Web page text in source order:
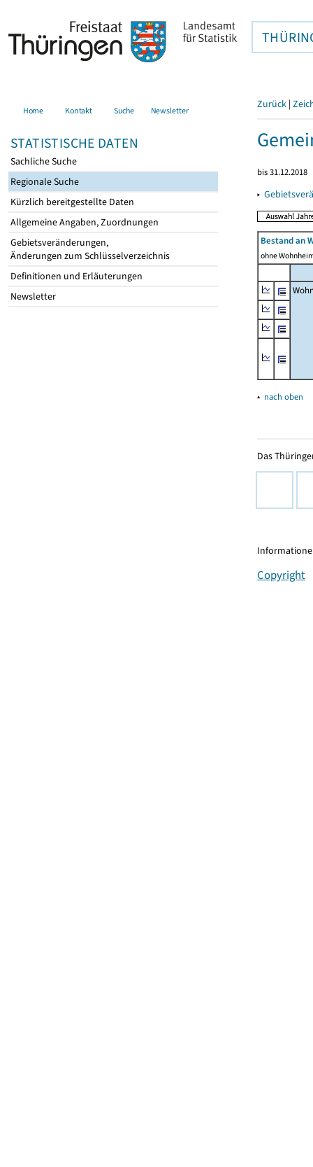
Home Kontakt Suche Newsletter
STATISTISCHE DATEN
Sachliche Suche
Regionale Suche
Kürzlich bereitgestellte Daten
Allgemeine Angaben, Zuordnungen
Gebietsveränderungen,
Änderungen zum Schlüsselverzeichnis
Definitionen und Erläuterungen
Newsletter
Zurück |
bis 31.12.2018
▸
Bestand an
ohne
▴ nach oben
Das
Copyright